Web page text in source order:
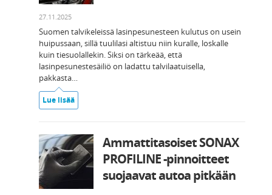
27.11.2025
Suomen talvikeleissä lasinpesunesteen kulutus on usein
huipussaan, sillä tuulilasi altistuu niin kuralle, loskalle
kuin tiesuolallekin. Siksi on tärkeää, että
lasinpesunestesäiliö on ladattu talvilaatuisella,
pakkasta…
Lue lisää
Ammattitasoiset SONAX
PROFILINE -pinnoitteet
suojaavat autoa pitkään